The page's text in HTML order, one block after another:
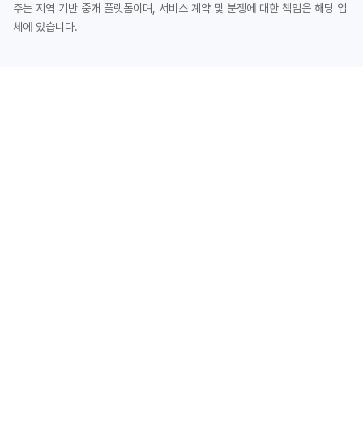
주는 지역 기반 중개 플랫폼이며, 서비스 계약 및 분쟁에 대한 책임은 해당 업
체에 있습니다.